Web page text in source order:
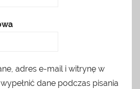
adres e-mail i witrynę w
dane podczas pisania